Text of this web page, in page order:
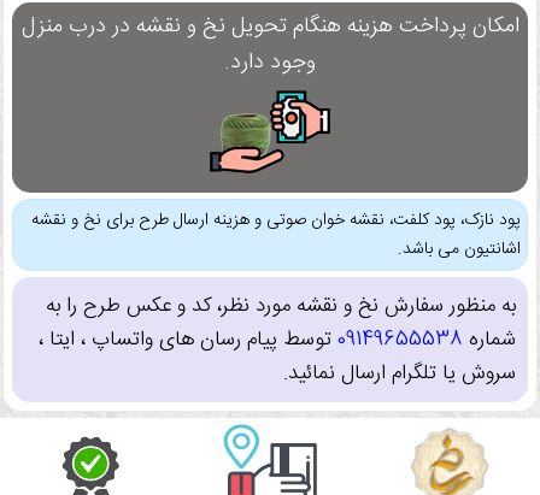
امکان پرداخت هزینه هنگام تحویل نخ و نقشه در درب منزل
وجود دارد.
پود نازک، پود کلفت، نقشه خوان صوتی و هزینه ارسال طرح برای نخ و نقشه
اشانتیون می باشد.
به منظور سفارش نخ و نقشه مورد نظر، کد و عکس طرح را به
شماره 09149655538توسط پیام رسان های واتساپ ، ایتا ،
سروش یا تلگرام ارسال نمائید.